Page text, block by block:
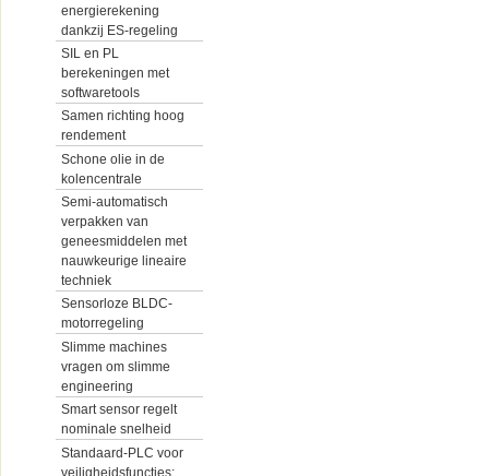
energierekening
dankzij ES-regeling
SIL en PL
berekeningen met
softwaretools
Samen richting hoog
rendement
Schone olie in de
kolencentrale
Semi-automatisch
verpakken van
geneesmiddelen met
nauwkeurige lineaire
techniek
Sensorloze BLDC-
motorregeling
Slimme machines
vragen om slimme
engineering
Smart sensor regelt
nominale snelheid
Standaard-PLC voor
veiligheidsfuncties: